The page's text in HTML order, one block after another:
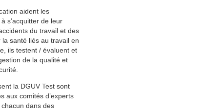
aident les
s’acquitter de leur
du travail et des
santé liés au travail en
ils testent / évaluent et
de la qualité et
la DGUV Test sont
aux comités d’experts
dans des